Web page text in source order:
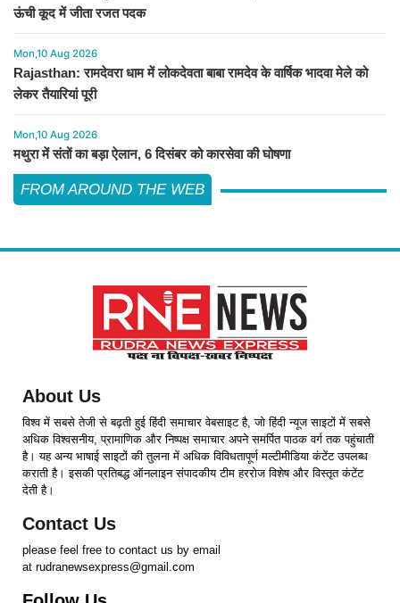
ऊंची कूद में जीता रजत पदक
Mon,10 Aug 2026
Rajasthan: रामदेवरा धाम में लोकदेवता बाबा रामदेव के वार्षिक भादवा मेले को
लेकर तैयारियां पूरी
Mon,10 Aug 2026
मथुरा में संतों का बड़ा ऐलान, 6 दिसंबर को कारसेवा की घोषणा
FROM AROUND THE WEB
About Us
विश्व में सबसे तेजी से बढ़ती हुई हिंदी समाचार वेबसाइट है, जो हिंदी न्यूज साइटों में सबसे
अधिक विश्वसनीय, प्रामाणिक और निष्पक्ष समाचार अपने समर्पित पाठक वर्ग तक पहुंचाती
है। यह अन्य भाषाई साइटों की तुलना में अधिक विविधतापूर्ण मल्टीमीडिया कंटेंट उपलब्ध
कराती है। इसकी प्रतिबद्ध ऑनलाइन संपादकीय टीम हररोज विशेष और विस्तृत कंटेंट
देती है।
Contact Us
please feel free to contact us by email
at rudranewsexpress@gmail.com